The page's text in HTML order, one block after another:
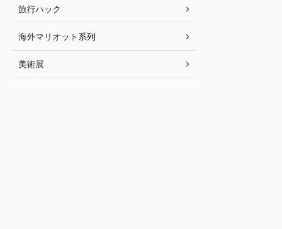
旅行ハック
海外マリオット系列
美術展